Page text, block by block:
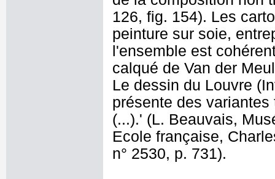
126, fig. 154). Les
peinture sur soie,
l'ensemble est
calqué de Van der
Le dessin du Louvre
présente des
(...).' (L. Beauvais,
Ecole française,
n° 2530, p. 731).